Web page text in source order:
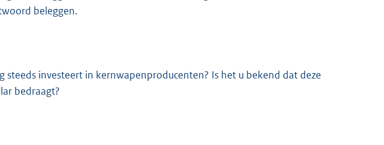
beleggen.
steeds investeert in kernwapenproducenten? Is het u bekend dat deze
bedraagt?